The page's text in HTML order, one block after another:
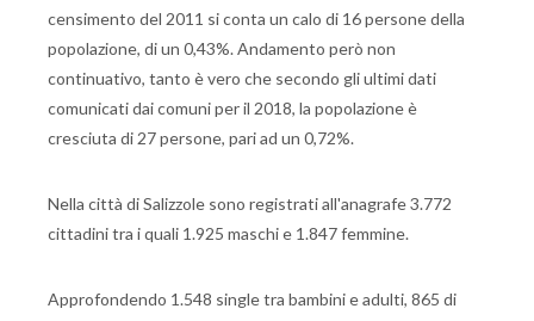
censimento del 2011 si conta un calo di 16 persone della
popolazione, di un 0,43%. Andamento però non
continuativo, tanto è vero che secondo gli ultimi dati
comunicati dai comuni per il 2018, la popolazione è
cresciuta di 27 persone, pari ad un 0,72%.
Nella città di Salizzole sono registrati all'anagrafe 3.772
cittadini tra i quali 1.925 maschi e 1.847 femmine.
Approfondendo 1.548 single tra bambini e adulti, 865 di